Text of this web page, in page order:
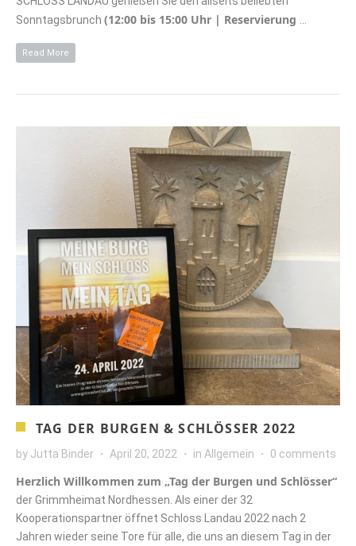
Sonntagsbrunch (12:00 bis 15:00 Uhr | Reservierung
Read More
TAG DER BURGEN & SCHLÖSSER 2022
by Jutta Binder April 20, 2022 in Allgemein 0 comments
Herzlich Willkommen zum „Tag der Burgen und Schlösser“
der Grimmheimat Nordhessen. Als einer der 32
Kooperationspartner öffnet Schloss Landau 2022 nach 2
Jahren wieder seine Tore für alle, die uns an diesem Tag in der